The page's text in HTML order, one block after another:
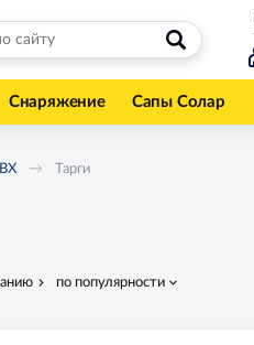
Снаряжение Сапы Солар
Тарги
по популярности